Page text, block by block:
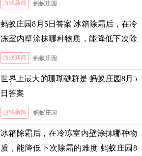
游戏新闻 蚂蚁庄园
蚂蚁庄园8月5日答案 冰箱除霜后，在冷
冻室内壁涂抹哪种物质，能降低下次除
霜的难度
游戏新闻 蚂蚁庄园
世界上最大的珊瑚礁群是 蚂蚁庄园8月5
日答案
游戏新闻 蚂蚁庄园
冰箱除霜后，在冷冻室内壁涂抹哪种物
质，能降低下次除霜的难度 蚂蚁庄园8